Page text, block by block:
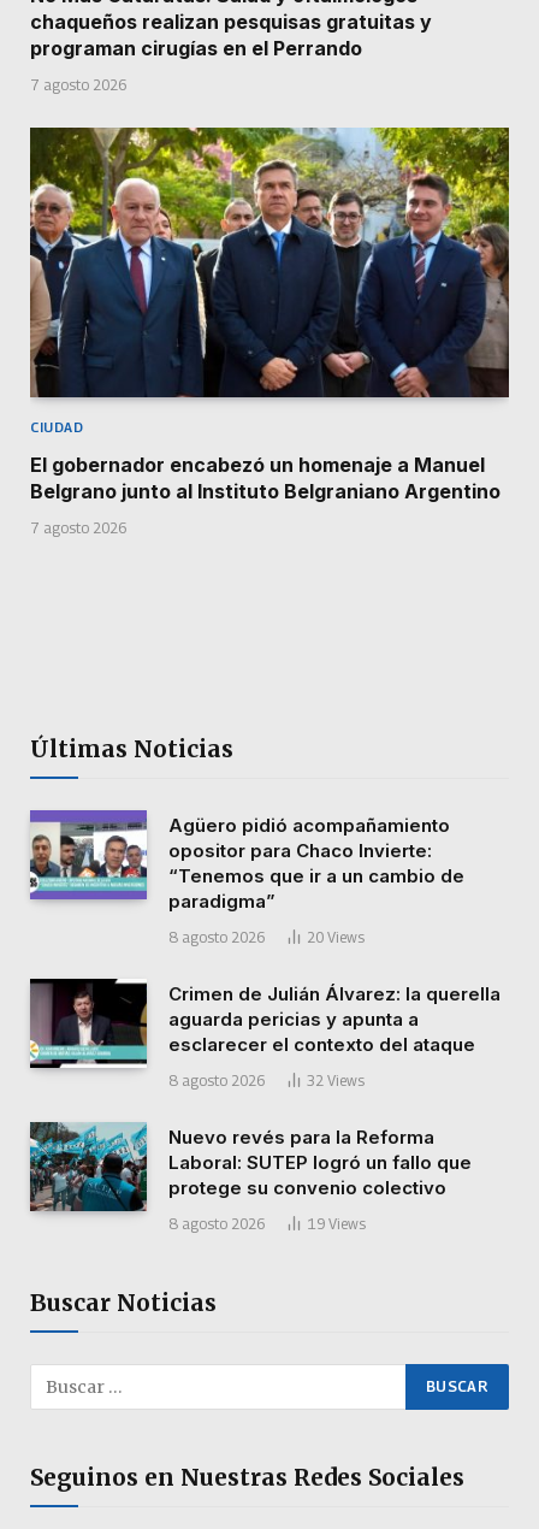
chaqueños realizan pesquisas gratuitas y
programan cirugías en el Perrando
7 agosto 2026
CIUDAD
El gobernador encabezó un homenaje a Manuel
Belgrano junto al Instituto Belgraniano Argentino
7 agosto 2026
Últimas Noticias
Agüero pidió acompañamiento
opositor para Chaco Invierte:
“Tenemos que ir a un cambio de
paradigma”
8 agosto 2026 20 Views
Crimen de Julián Álvarez: la querella
aguarda pericias y apunta a
esclarecer el contexto del ataque
8 agosto 2026 32 Views
Nuevo revés para la Reforma
Laboral: SUTEP logró un fallo que
protege su convenio colectivo
8 agosto 2026 19 Views
Buscar Noticias
Seguinos en Nuestras Redes Sociales